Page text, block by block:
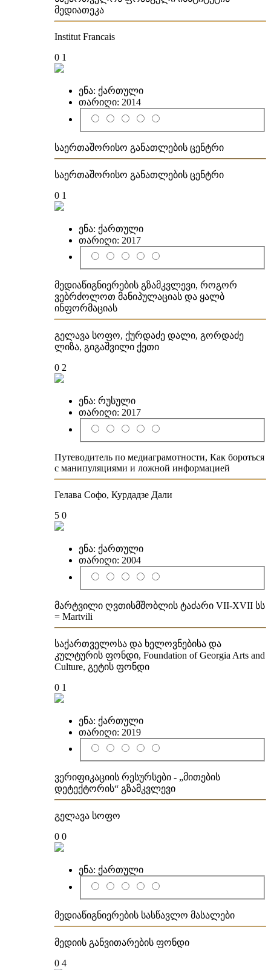
მედიათეკა
Institut Francais
0 1
ენა: ქართული
თარიღი: 2014
საერთაშორისო განათლების ცენტრი
საერთაშორისო განათლების ცენტრი
0 1
ენა: ქართული
თარიღი: 2017
მედიაწიგნიერების გზამკვლევი, როგორ
ვებრძოლოთ მანიპულაციას და ყალბ
ინფორმაციას
გელავა სოფო, ქურდაძე დალი, გორდაძე
ლიზა, გიგაშვილი ქეთი
0 2
ენა: რუსული
თარიღი: 2017
Путеводитель по медиаграмотности, Как бороться
с манипуляциями и ложной информацией
Гелава Софо, Курдадзе Дали
5 0
ენა: ქართული
თარიღი: 2004
მარტვილი ღვთისმშობლის ტაძარი VII-XVII სს
= Martvili
საქართველოსა და ხელოვნებისა და
კულტურის ფონდი, Foundation of Georgia Arts and
Culture, გეტის ფონდი
0 1
ენა: ქართული
თარიღი: 2019
ვერიფიკაციის რესურსები - „მითების
დეტექტორის“ გზამკვლევი
გელავა სოფო
0 0
ენა: ქართული
მედიაწიგნიერების სასწავლო მასალები
მედიის განვითარების ფონდი
0 4